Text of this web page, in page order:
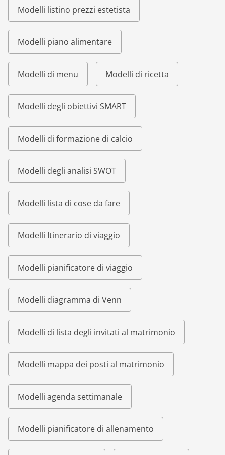
Modelli listino prezzi estetista
Modelli piano alimentare
Modelli di menu Modelli di ricetta
Modelli degli obiettivi SMART
Modelli di formazione di calcio
Modelli degli analisi SWOT
Modelli lista di cose da fare
Modelli Itinerario di viaggio
Modelli pianificatore di viaggio
Modelli diagramma di Venn
Modelli di lista degli invitati al matrimonio
Modelli mappa dei posti al matrimonio
Modelli agenda settimanale
Modelli pianificatore di allenamento